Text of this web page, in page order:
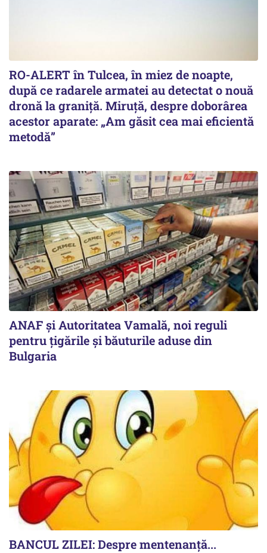
RO-ALERT în Tulcea, în miez de noapte,
după ce radarele armatei au detectat o nouă
dronă la graniță. Miruță, despre doborârea
acestor aparate: „Am găsit cea mai eficientă
metodă”
ANAF și Autoritatea Vamală, noi reguli
pentru țigările și băuturile aduse din
Bulgaria
BANCUL ZILEI: Despre mentenanță...